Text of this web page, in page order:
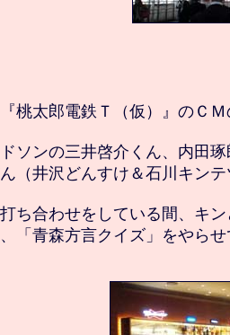
桃太郎電鉄Ｔ（仮）』のＣ
ソンの三井啓介くん、内田
（井沢どんすけ＆石川キン
ち合わせをしている間、キ